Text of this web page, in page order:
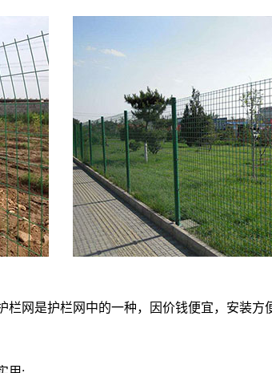
栏网是护栏网中的一种，因价钱便宜，安